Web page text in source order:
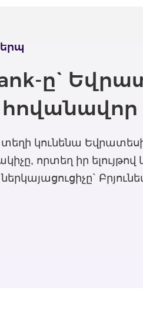
ը`
հովանավոր
տեղի կունենա
որտեղ իր ելույթով